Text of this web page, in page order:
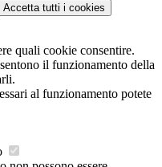
Accetta tutti i cookies
quali cookie consentire.
il funzionamento della
al funzionamento potete